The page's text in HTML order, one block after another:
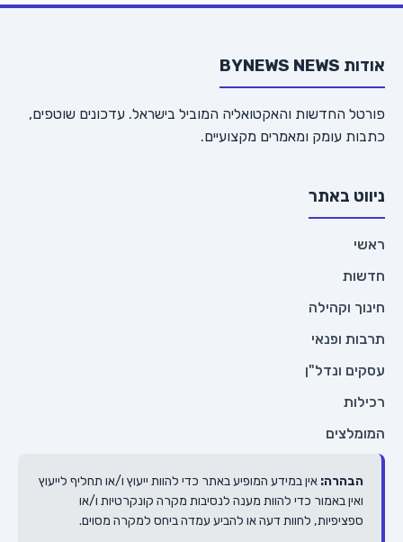
אודות BYNEWS NEWS
פורטל החדשות והאקטואליה המוביל בישראל. עדכונים שוטפים,
כתבות עומק ומאמרים מקצועיים.
ניווט באתר
ראשי
חדשות
חינוך וקהילה
תרבות ופנאי
עסקים ונדל"ן
רכילות
המומלצים
הבהרה: אין במידע המופיע באתר כדי להוות ייעוץ ו/או תחליף לייעוץ
ואין באמור כדי להוות מענה לנסיבות מקרה קונקרטיות ו/או
ספציפיות, לחוות דעה או להביע עמדה ביחס למקרה מסוים.